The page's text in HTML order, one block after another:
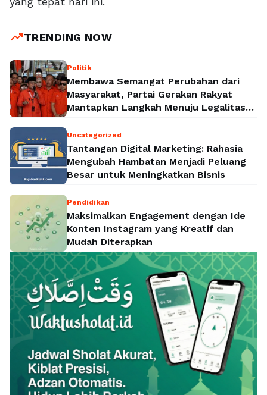
trending_upTRENDING NOW
Politik
Membawa Semangat Perubahan dari
Masyarakat, Partai Gerakan Rakyat
Mantapkan Langkah Menuju Legalitas
Uncategorized
Tantangan Digital Marketing: Rahasia
Mengubah Hambatan Menjadi Peluang
Besar untuk Meningkatkan Bisnis
Pendidikan
Maksimalkan Engagement dengan Ide
Konten Instagram yang Kreatif dan
Mudah Diterapkan